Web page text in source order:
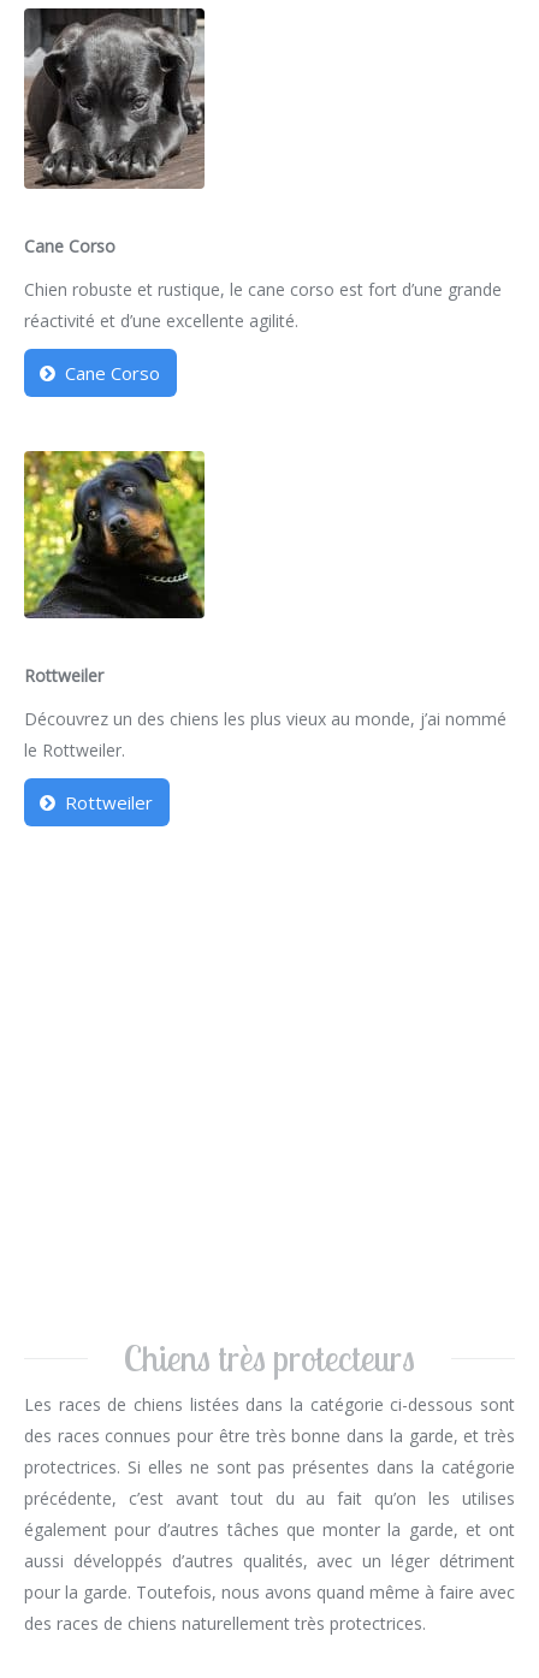
Cane Corso
Chien robuste et rustique, le cane corso est fort d’une grande
réactivité et d’une excellente agilité.
Cane Corso
Rottweiler
Découvrez un des chiens les plus vieux au monde, j’ai nommé
le Rottweiler.
Rottweiler
Chiens très protecteurs
Les races de chiens listées dans la catégorie ci-dessous sont
des races connues pour être très bonne dans la garde, et très
protectrices. Si elles ne sont pas présentes dans la catégorie
précédente, c’est avant tout du au fait qu’on les utilises
également pour d’autres tâches que monter la garde, et ont
aussi développés d’autres qualités, avec un léger détriment
pour la garde. Toutefois, nous avons quand même à faire avec
des races de chiens naturellement très protectrices.